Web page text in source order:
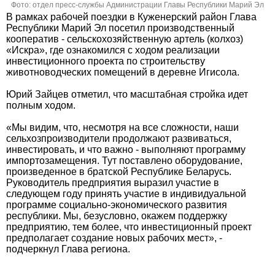
Фото: отдел пресс-службы Администрации Главы Республики Марий Эл
В рамках рабочей поездки в Куженерский район Глава
Республики Марий Эл посетил производственный
кооператив - сельскохозяйственную артель (колхоз)
«Искра», где ознакомился с ходом реализации
инвестиционного проекта по строительству
животноводческих помещений в деревне Игисола.
Юрий Зайцев отметил, что масштабная стройка идет
полным ходом.
«Мы видим, что, несмотря на все сложности, наши
сельхозпроизводители продолжают развиваться,
инвестировать, и что важно - выполняют программу
импортозамещения. Тут поставлено оборудование,
произведенное в братской Республике Беларусь.
Руководитель предприятия выразил участие в
следующем году принять участие в индивидуальной
программе социально-экономического развития
республики. Мы, безусловно, окажем поддержку
предприятию, тем более, что инвестиционный проект
предполагает создание новых рабочих мест», -
подчеркнул Глава региона.